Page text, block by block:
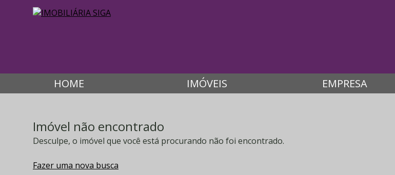
HOME IMÓVEIS EMPRESA
Imóvel não encontrado
Desculpe, o imóvel que você está procurando não foi encontrado.
Fazer uma nova busca